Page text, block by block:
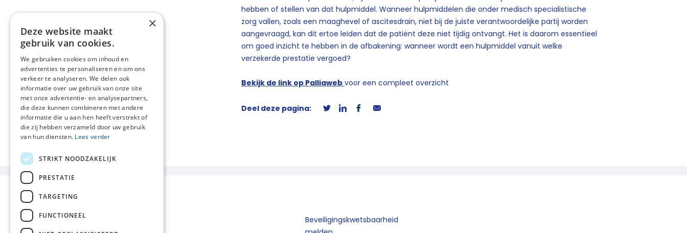
hebben of stellen van dat hulpmiddel. Wanneer hulpmiddelen die onder medisch specialistische
zorg vallen, zoals een maaghevel of ascitesdrain, niet bij de juiste verantwoordelijke partij worden
aangevraagd, kan dit ertoe leiden dat de patiënt deze niet tijdig ontvangt. Het is daarom essentieel
om goed inzicht te hebben in de afbakening: wanneer wordt een hulpmiddel vanuit welke
verzekerde prestatie vergoed?
Bekijk de link op Palliaweb voor een compleet overzicht
Deel deze pagina:
Beveiligingskwetsbaarheid
×
Deze website maakt
gebruik van cookies.
We gebruiken cookies om inhoud en
advertenties te personaliseren en om ons
verkeer te analyseren. We delen ook
informatie over uw gebruik van onze site
met onze advertentie- en analysepartners,
die deze kunnen combineren met andere
informatie die u aan hen heeft verstrekt of
die zij hebben verzameld door uw gebruik
van hun diensten. Lees verder
STRIKT NOODZAKELIJK
PRESTATIE
TARGETING
FUNCTIONEEL